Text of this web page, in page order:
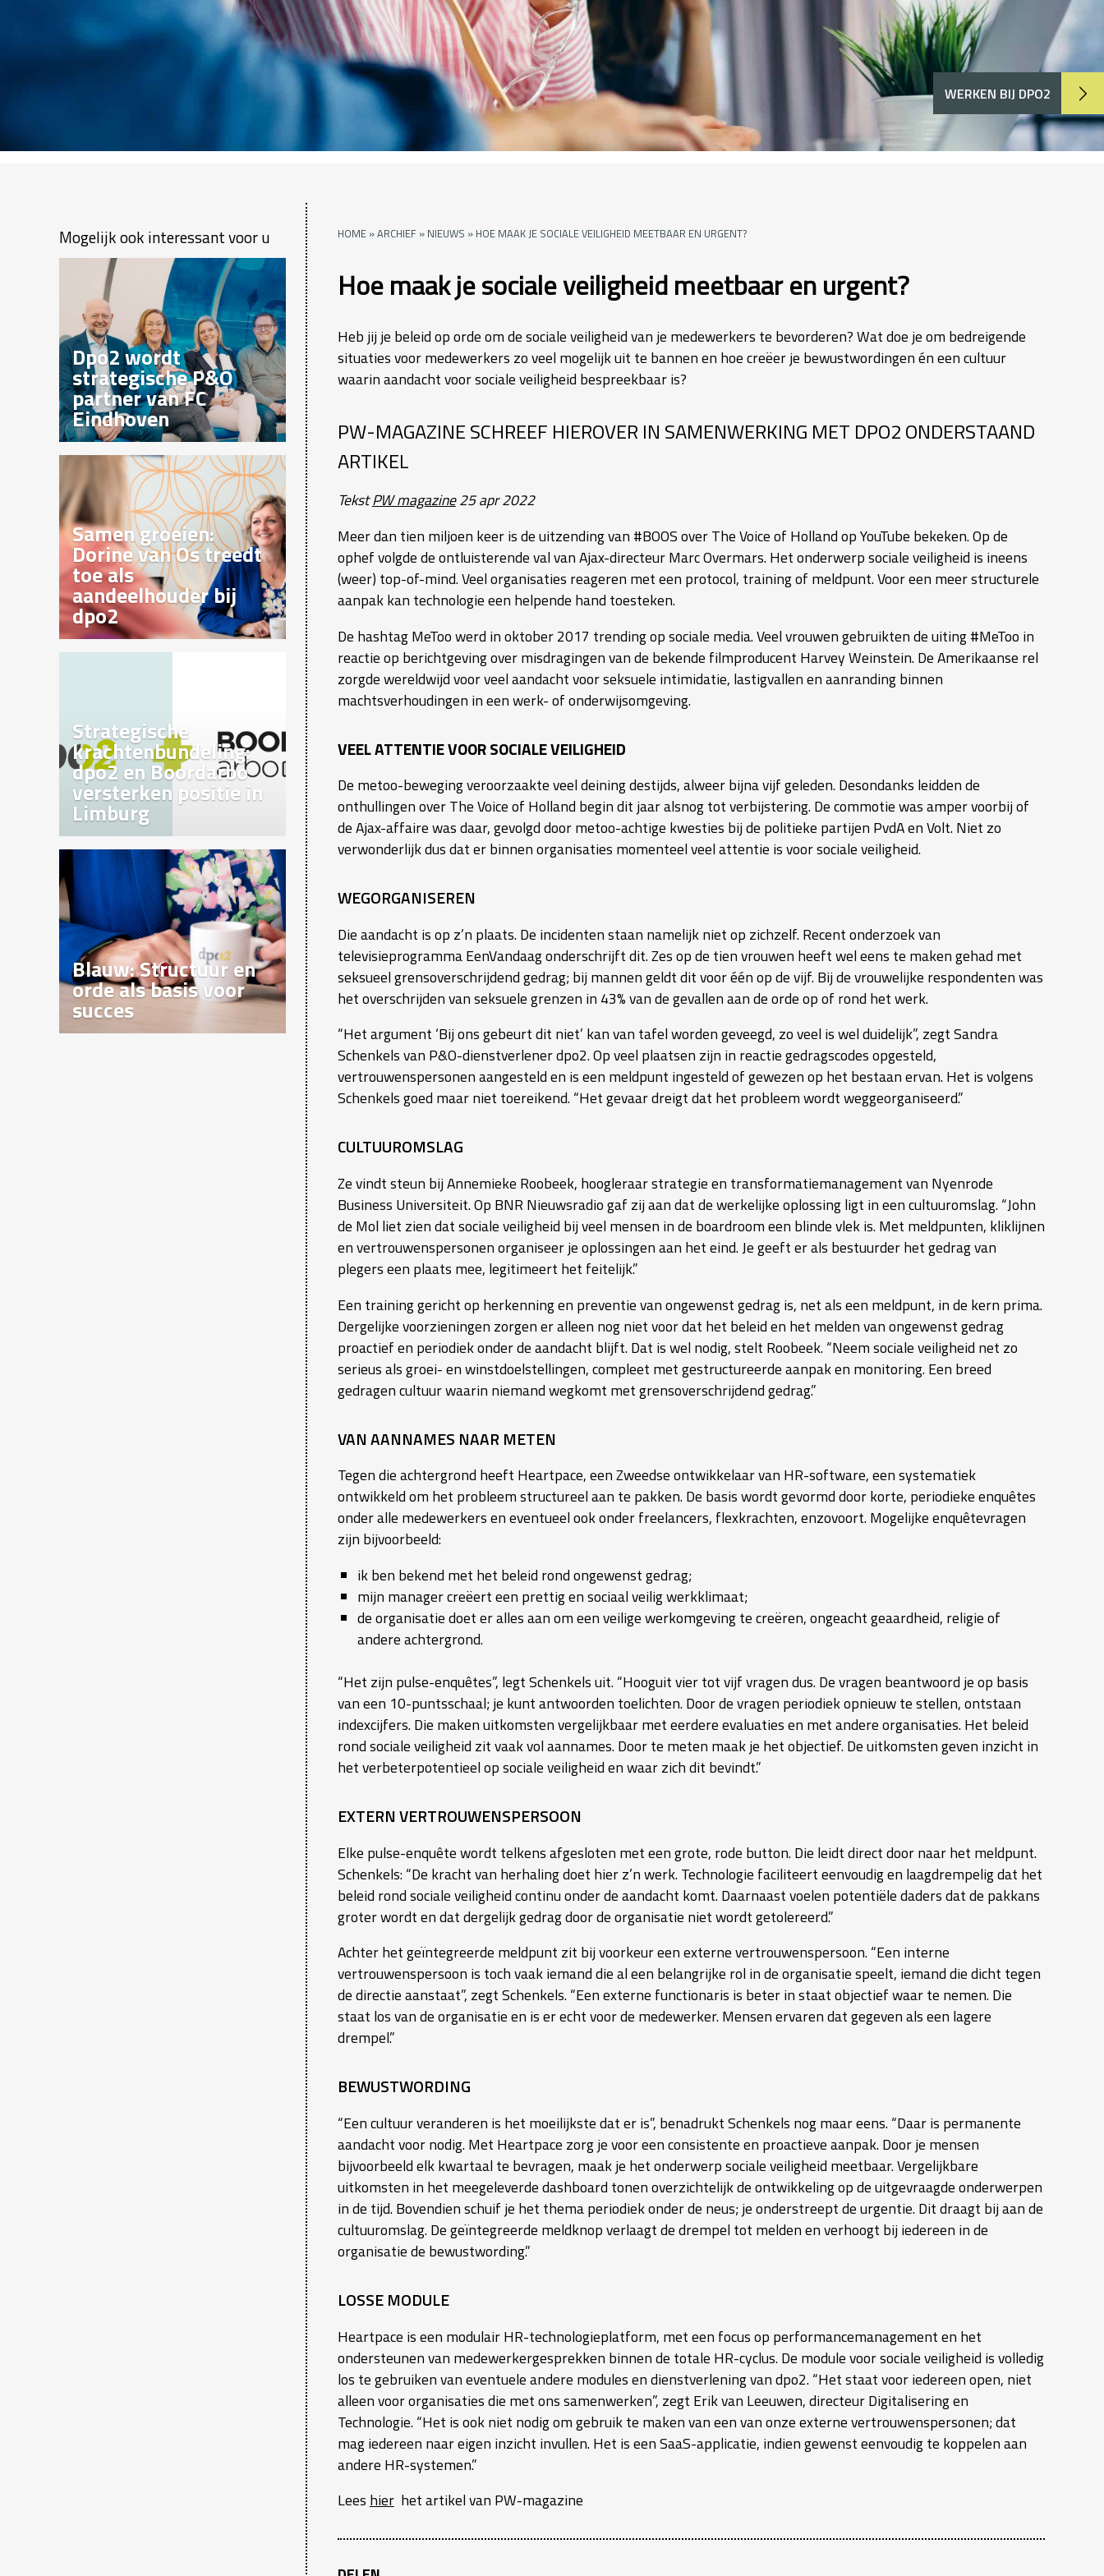
WERKEN BIJ DPO2
Mogelijk ook interessant voor u
Dpo2 wordt
strategische P&O
partner van FC
Eindhoven
Samen groeien:
Dorine van Os treedt
toe als
aandeelhouder bij
dpo2
Strategische
krachtenbundeling:
dpo2 en Boordarbo
versterken positie in
Limburg
Blauw: Structuur en
orde als basis voor
succes
HOME»ARCHIEF» NIEUWS » HOE MAAK JE SOCIALE VEILIGHEID MEETBAAR EN URGENT?
Hoe maak je sociale veiligheid meetbaar en urgent?
Heb jij je beleid op orde om de sociale veiligheid van je medewerkers te bevorderen? Wat doe je om bedreigende
situaties voor medewerkers zo veel mogelijk uit te bannen en hoe creëer je bewustwordingen én een cultuur
waarin aandacht voor sociale veiligheid bespreekbaar is?
PW-MAGAZINE SCHREEF HIEROVER IN SAMENWERKING MET DPO2 ONDERSTAAND
ARTIKEL
TekstPW magazine25 apr 2022
Meer dan tien miljoen keer is de uitzending van #BOOS over The Voice of Holland op YouTube bekeken. Op de
ophef volgde de ontluisterende val van Ajax-directeur Marc Overmars. Het onderwerp sociale veiligheid is ineens
(weer) top-of-mind. Veel organisaties reageren met een protocol, training of meldpunt. Voor een meer structurele
aanpak kan technologie een helpende hand toesteken.
De hashtag MeToo werd in oktober 2017 trending op sociale media. Veel vrouwen gebruikten de uiting #MeToo in
reactie op berichtgeving over misdragingen van de bekende filmproducent Harvey Weinstein. De Amerikaanse rel
zorgde wereldwijd voor veel aandacht voor seksuele intimidatie, lastigvallen en aanranding binnen
machtsverhoudingen in een werk- of onderwijsomgeving.
VEEL ATTENTIE VOOR SOCIALE VEILIGHEID
De metoo-beweging veroorzaakte veel deining destijds, alweer bijna vijf geleden. Desondanks leidden de
onthullingen over The Voice of Holland begin dit jaar alsnog tot verbijstering. De commotie was amper voorbij of
de Ajax-affaire was daar, gevolgd door metoo-achtige kwesties bij de politieke partijen PvdA en Volt. Niet zo
verwonderlijk dus dat er binnen organisaties momenteel veel attentie is voor sociale veiligheid.
WEGORGANISEREN
Die aandacht is op z’n plaats. De incidenten staan namelijk niet op zichzelf. Recent onderzoek van
televisieprogramma EenVandaag onderschrijft dit. Zes op de tien vrouwen heeft wel eens te maken gehad met
seksueel grensoverschrijdend gedrag; bij mannen geldt dit voor één op de vijf. Bij de vrouwelijke respondenten was
het overschrijden van seksuele grenzen in 43% van de gevallen aan de orde op of rond het werk.
“Het argument ‘Bij ons gebeurt dit niet’ kan van tafel worden geveegd, zo veel is wel duidelijk”, zegt Sandra
Schenkels van P&O-dienstverlener dpo2. Op veel plaatsen zijn in reactie gedragscodes opgesteld,
vertrouwenspersonen aangesteld en is een meldpunt ingesteld of gewezen op het bestaan ervan. Het is volgens
Schenkels goed maar niet toereikend. “Het gevaar dreigt dat het probleem wordt weggeorganiseerd.”
CULTUUROMSLAG
Ze vindt steun bij Annemieke Roobeek, hoogleraar strategie en transformatiemanagement van Nyenrode
Business Universiteit. Op BNR Nieuwsradio gaf zij aan dat de werkelijke oplossing ligt in een cultuuromslag. “John
de Mol liet zien dat sociale veiligheid bij veel mensen in de boardroom een blinde vlek is. Met meldpunten, kliklijnen
en vertrouwenspersonen organiseer je oplossingen aan het eind. Je geeft er als bestuurder het gedrag van
plegers een plaats mee, legitimeert het feitelijk.”
Een training gericht op herkenning en preventie van ongewenst gedrag is, net als een meldpunt, in de kern prima.
Dergelijke voorzieningen zorgen er alleen nog niet voor dat het beleid en het melden van ongewenst gedrag
proactief en periodiek onder de aandacht blijft. Dat is wel nodig, stelt Roobeek. “Neem sociale veiligheid net zo
serieus als groei- en winstdoelstellingen, compleet met gestructureerde aanpak en monitoring. Een breed
gedragen cultuur waarin niemand wegkomt met grensoverschrijdend gedrag.”
VAN AANNAMES NAAR METEN
Tegen die achtergrond heeft Heartpace, een Zweedse ontwikkelaar van HR-software, een systematiek
ontwikkeld om het probleem structureel aan te pakken. De basis wordt gevormd door korte, periodieke enquêtes
onder alle medewerkers en eventueel ook onder freelancers, flexkrachten, enzovoort. Mogelijke enquêtevragen
zijn bijvoorbeeld:
ik ben bekend met het beleid rond ongewenst gedrag;
mijn manager creëert een prettig en sociaal veilig werkklimaat;
de organisatie doet er alles aan om een veilige werkomgeving te creëren, ongeacht geaardheid, religie of
andere achtergrond.
“Het zijn pulse-enquêtes”, legt Schenkels uit. “Hooguit vier tot vijf vragen dus. De vragen beantwoord je op basis
van een 10-puntsschaal; je kunt antwoorden toelichten. Door de vragen periodiek opnieuw te stellen, ontstaan
indexcijfers. Die maken uitkomsten vergelijkbaar met eerdere evaluaties en met andere organisaties. Het beleid
rond sociale veiligheid zit vaak vol aannames. Door te meten maak je het objectief. De uitkomsten geven inzicht in
het verbeterpotentieel op sociale veiligheid en waar zich dit bevindt.”
EXTERN VERTROUWENSPERSOON
Elke pulse-enquête wordt telkens afgesloten met een grote, rode button. Die leidt direct door naar het meldpunt.
Schenkels: “De kracht van herhaling doet hier z’n werk. Technologie faciliteert eenvoudig en laagdrempelig dat het
beleid rond sociale veiligheid continu onder de aandacht komt. Daarnaast voelen potentiële daders dat de pakkans
groter wordt en dat dergelijk gedrag door de organisatie niet wordt getolereerd.”
Achter het geïntegreerde meldpunt zit bij voorkeur een externe vertrouwenspersoon. “Een interne
vertrouwenspersoon is toch vaak iemand die al een belangrijke rol in de organisatie speelt, iemand die dicht tegen
de directie aanstaat”, zegt Schenkels. “Een externe functionaris is beter in staat objectief waar te nemen. Die
staat los van de organisatie en is er echt voor de medewerker. Mensen ervaren dat gegeven als een lagere
drempel.”
BEWUSTWORDING
“Een cultuur veranderen is het moeilijkste dat er is”, benadrukt Schenkels nog maar eens. “Daar is permanente
aandacht voor nodig. Met Heartpace zorg je voor een consistente en proactieve aanpak. Door je mensen
bijvoorbeeld elk kwartaal te bevragen, maak je het onderwerp sociale veiligheid meetbaar. Vergelijkbare
uitkomsten in het meegeleverde dashboard tonen overzichtelijk de ontwikkeling op de uitgevraagde onderwerpen
in de tijd. Bovendien schuif je het thema periodiek onder de neus; je onderstreept de urgentie. Dit draagt bij aan de
cultuuromslag. De geïntegreerde meldknop verlaagt de drempel tot melden en verhoogt bij iedereen in de
organisatie de bewustwording.”
LOSSE MODULE
Heartpace is een modulair HR-technologieplatform, met een focus op performancemanagement en het
ondersteunen van medewerkergesprekken binnen de totale HR-cyclus. De module voor sociale veiligheid is volledig
los te gebruiken van eventuele andere modules en dienstverlening van dpo2. “Het staat voor iedereen open, niet
alleen voor organisaties die met ons samenwerken”, zegt Erik van Leeuwen, directeur Digitalisering en
Technologie. “Het is ook niet nodig om gebruik te maken van een van onze externe vertrouwenspersonen; dat
mag iedereen naar eigen inzicht invullen. Het is een SaaS-applicatie, indien gewenst eenvoudig te koppelen aan
andere HR-systemen.”
Lees hierhet artikel van PW-magazine